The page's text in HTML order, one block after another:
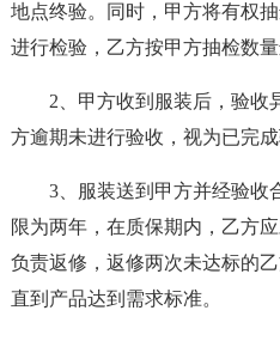
地点终验。同时，甲方将有权
进行检验，乙方按甲方抽检数量
2、甲方收到服装后，验收
方逾期未进行验收，视为已完成
3、服装送到甲方并经验收
限为两年，在质保期内，乙方
负责返修，返修两次未达标的
直到产品达到需求标准。